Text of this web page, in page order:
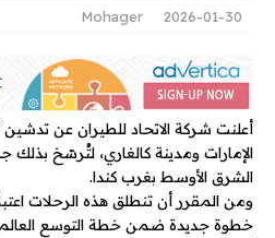
2026-01-30
Mohager
أعلنت شركة الاتحاد للطيران عن تدشين
الإمارات ومدينة كالغاري، لتُرسّخ بذلك
الشرق الأوسط بغرب كندا.
خطوة جديدة ضمن خطة التوسع العالمي